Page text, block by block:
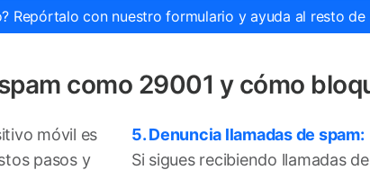
Repórtalo con nuestro formulario y ayuda al resto
como 29001 y cómo
móvil es
pasos y
5. Denuncia llamadas de spam:
Si sigues recibiendo llamadas